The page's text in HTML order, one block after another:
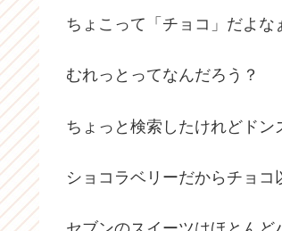
ちょこって「チョコ」だよな
むれっとってなんだろう？
ちょっと検索したけれどド
ショコラベリーだからチョコ